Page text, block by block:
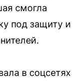
смогла
под защиту и
в соцсетях